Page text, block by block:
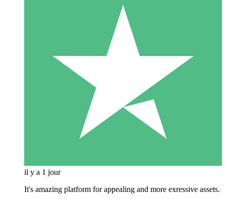
il y a 1 jour
It's amazing platform for appealing and more exressive assets.